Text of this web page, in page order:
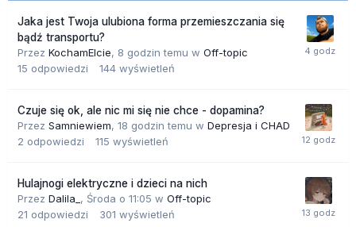
Jaka jest Twoja ulubiona forma przemieszczania się
bądź transportu?
Przez KochamElcie, 8 godzin temu w Off-topic
15 odpowiedzi 144 wyświetleń
Czuje się ok, ale nic mi się nie chce - dopamina?
Przez Samniewiem, 18 godzin temu w Depresja i CHAD
2 odpowiedzi 115 wyświetleń
Hulajnogi elektryczne i dzieci na nich
Przez Dalila_ , Środa o 11:05 w Off-topic
21 odpowiedzi 301 wyświetleń